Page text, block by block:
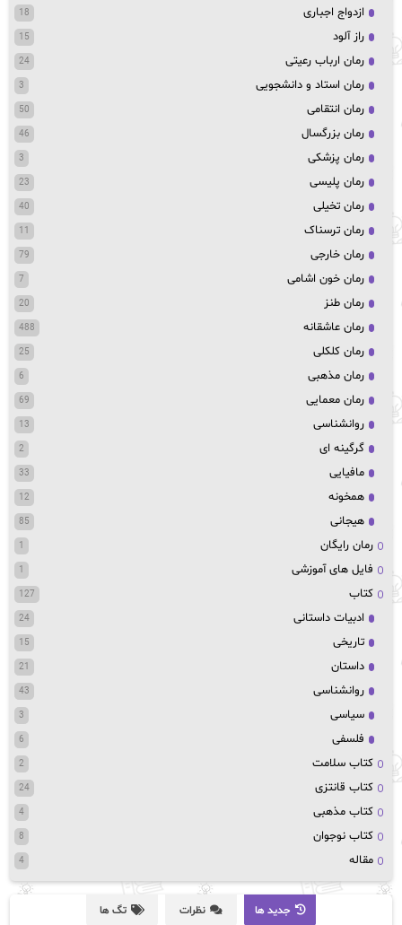
ازدواج اجباری 18
راز آلود 15
رمان ارباب رعیتی 24
رمان استاد و دانشجویی 3
رمان انتقامی 50
رمان بزرگسال 46
رمان پزشکی 3
رمان پلیسی 23
رمان تخیلی 40
رمان ترسناک 11
رمان خارجی 79
رمان خون اشامی 7
رمان طنز 20
رمان عاشقانه 488
رمان کلکلی 25
رمان مذهبی 6
رمان معمایی 69
روانشناسی 13
گرگینه ای 2
مافیایی 33
همخونه 12
هیجانی 85
رمان رایگان 1
فایل های آموزشی 1
کتاب 127
ادبیات داستانی 24
تاریخی 15
داستان 21
روانشناسی 43
سیاسی 3
فلسفی 6
کتاب سلامت 2
کتاب قانتزی 24
کتاب مذهبی 4
کتاب نوجوان 8
مقاله 4
جدید ها نظرات تگ ها